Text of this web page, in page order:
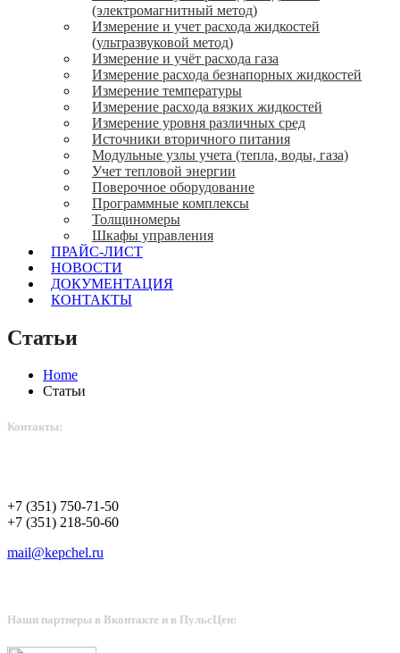
(электромагнитный метод)
Измерение и учет расхода жидкостей
(ультразвуковой метод)
Измерение и учёт расхода газа
Измерение расхода безнапорных жидкостей
Измерение температуры
Измерение расхода вязких жидкостей
Измерение уровня различных сред
Источники вторичного питания
Модульные узлы учета (тепла, воды, газа)
Учет тепловой энергии
Поверочное оборудование
Программные комплексы
Толщиномеры
Шкафы управления
ПРАЙС-ЛИСТ
НОВОСТИ
ДОКУМЕНТАЦИЯ
КОНТАКТЫ
Статьи
Home
Статьи
Контакты:
+7 (351) 750-71-50
+7 (351) 218-50-60
mail@kepchel.ru
Наши партнеры в Вконтакте и в ПульсЦен: